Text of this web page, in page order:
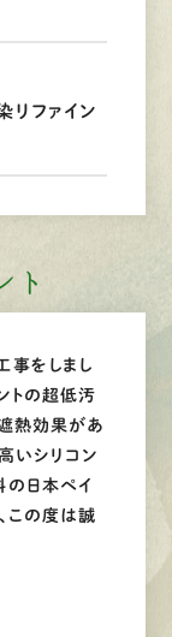
リファイン
ト
事をしまし
トの超低汚
遮熱効果があ
いシリコン
の日本ペイ
この度は誠